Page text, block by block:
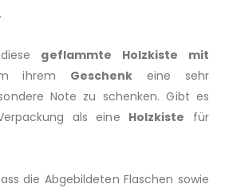
geflammte Holzkiste mit
ihrem Geschenk eine sehr
Note zu schenken. Gibt es
als eine Holzkiste für
die Abgebildeten Flaschen sowie